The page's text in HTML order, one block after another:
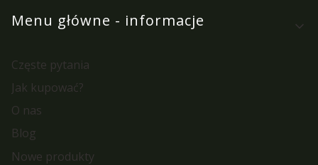
Menu główne - informacje
Częste pytania
Jak kupować?
O nas
Blog
Nowe produkty